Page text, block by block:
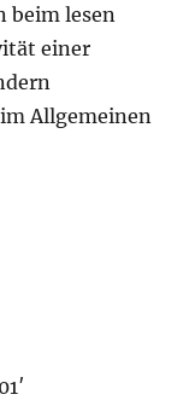
beim lesen
einer
Allgemeinen